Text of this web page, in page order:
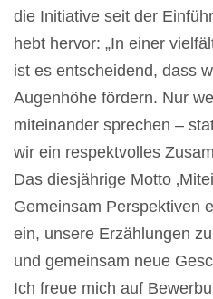
die Initiative seit der
hebt hervor: „In einer
ist es entscheidend, dass
Augenhöhe fördern. Nur
miteinander sprechen –
wir ein respektvolles
Das diesjährige Motto
Gemeinsam Perspektiven
ein, unsere Erzählungen
und gemeinsam neue
Ich freue mich auf